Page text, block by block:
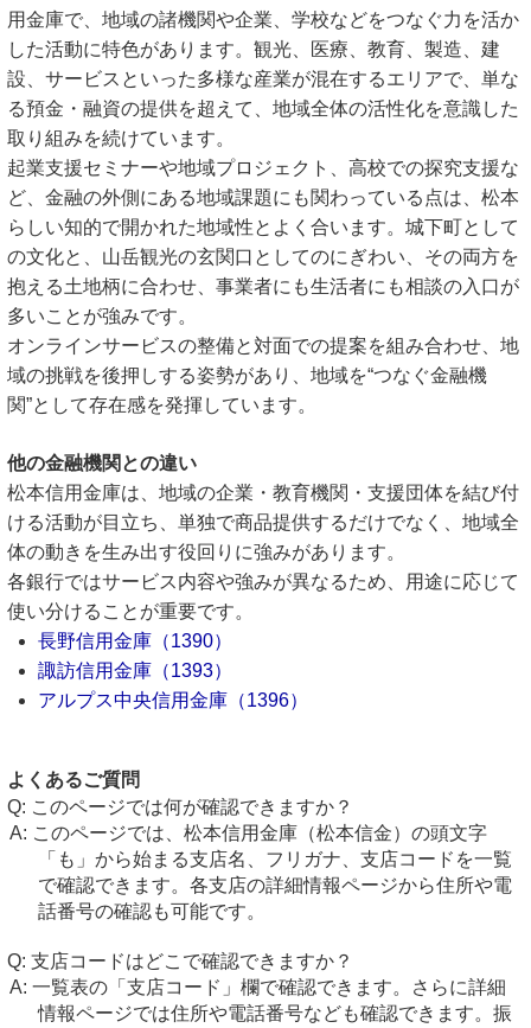
用金庫で、地域の諸機関や企業、学校などをつなぐ力を活か
した活動に特色があります。観光、医療、教育、製造、建
設、サービスといった多様な産業が混在するエリアで、単な
る預金・融資の提供を超えて、地域全体の活性化を意識した
取り組みを続けています。
起業支援セミナーや地域プロジェクト、高校での探究支援な
ど、金融の外側にある地域課題にも関わっている点は、松本
らしい知的で開かれた地域性とよく合います。城下町として
の文化と、山岳観光の玄関口としてのにぎわい、その両方を
抱える土地柄に合わせ、事業者にも生活者にも相談の入口が
多いことが強みです。
オンラインサービスの整備と対面での提案を組み合わせ、地
域の挑戦を後押しする姿勢があり、地域を“つなぐ金融機
関”として存在感を発揮しています。
他の金融機関との違い
松本信用金庫は、地域の企業・教育機関・支援団体を結び付
ける活動が目立ち、単独で商品提供するだけでなく、地域全
体の動きを生み出す役回りに強みがあります。
各銀行ではサービス内容や強みが異なるため、用途に応じて
使い分けることが重要です。
長野信用金庫（1390）
諏訪信用金庫（1393）
アルプス中央信用金庫（1396）
よくあるご質問
このページでは何が確認できますか？
このページでは、松本信用金庫（松本信金）の頭文字
「も」から始まる支店名、フリガナ、支店コードを一覧
で確認できます。各支店の詳細情報ページから住所や電
話番号の確認も可能です。
支店コードはどこで確認できますか？
一覧表の「支店コード」欄で確認できます。さらに詳細
情報ページでは住所や電話番号なども確認できます。振